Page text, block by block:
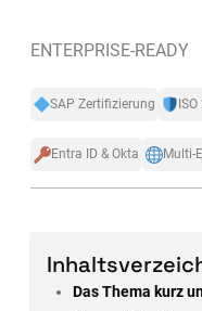
ENTERPRISE-READY
SAP Zertifizierung
Entra ID & Okta Multi-
Das Thema kurz